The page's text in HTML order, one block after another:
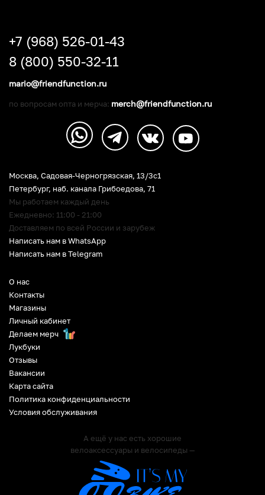
О нас
Контакты
Магазины
Личный кабинет
Делаем мерч
Лукбуки
Отзывы
Вакансии
Карта сайта
Политика конфиденциальности
Условия обслуживания
А ещё у нас есть хорошие
велоаксессуары и велосипеды —
Москва, Садовая-Черногрязская, 13/3c1
Петербург, наб. канала Грибоедова, 71
Мы работаем каждый день
Ежедневно: 11:00 - 21:00
Доставляем по всей России и зарубеж
Написать нам в WhatsApp
Написать нам в Telegram
+7 (968) 526-01-43
8 (800) 550-32-11
mario@friendfunction.ru
по вопросам опта и мерча: merch@friendfunction.ru